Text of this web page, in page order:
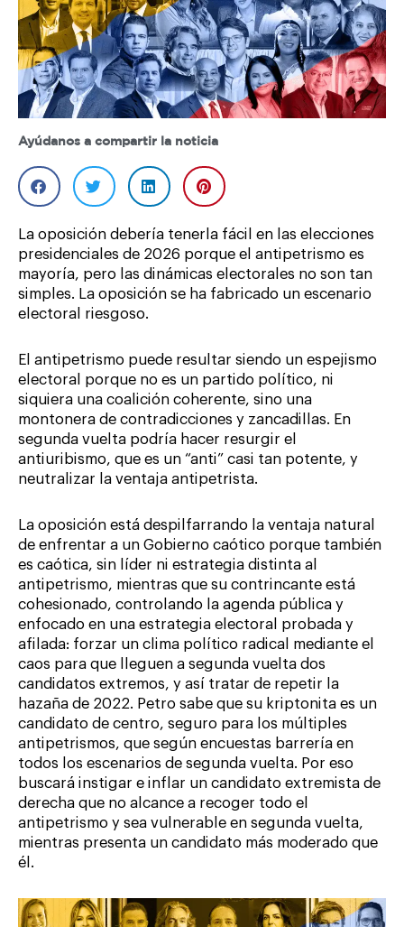
Ayúdanos a compartir la noticia
La oposición debería tenerla fácil en las elecciones
presidenciales de 2026 porque el antipetrismo es
mayoría, pero las dinámicas electorales no son tan
simples. La oposición se ha fabricado un escenario
electoral riesgoso.
El antipetrismo puede resultar siendo un espejismo
electoral porque no es un partido político, ni
siquiera una coalición coherente, sino una
montonera de contradicciones y zancadillas. En
segunda vuelta podría hacer resurgir el
antiuribismo, que es un “anti” casi tan potente, y
neutralizar la ventaja antipetrista.
La oposición está despilfarrando la ventaja natural
de enfrentar a un Gobierno caótico porque también
es caótica, sin líder ni estrategia distinta al
antipetrismo, mientras que su contrincante está
cohesionado, controlando la agenda pública y
enfocado en una estrategia electoral probada y
afilada: forzar un clima político radical mediante el
caos para que lleguen a segunda vuelta dos
candidatos extremos, y así tratar de repetir la
hazaña de 2022. Petro sabe que su kriptonita es un
candidato de centro, seguro para los múltiples
antipetrismos, que según encuestas barrería en
todos los escenarios de segunda vuelta. Por eso
buscará instigar e inflar un candidato extremista de
derecha que no alcance a recoger todo el
antipetrismo y sea vulnerable en segunda vuelta,
mientras presenta un candidato más moderado que
él.